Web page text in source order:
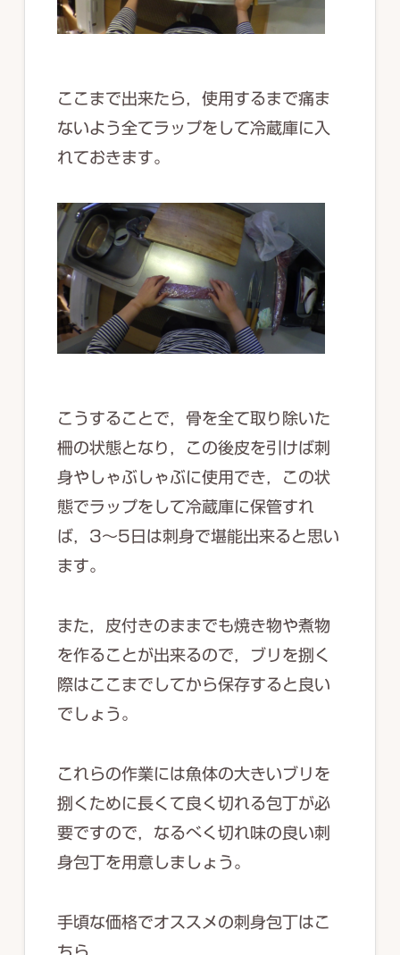
ここまで出来たら，使用するまで痛ま
ないよう全てラップをして冷蔵庫に入
れておきます。
こうすることで，骨を全て取り除いた
柵の状態となり，この後皮を引けば刺
身やしゃぶしゃぶに使用でき，この状
態でラップをして冷蔵庫に保管すれ
ば，3～5日は刺身で堪能出来ると思い
ます。
また，皮付きのままでも焼き物や煮物
を作ることが出来るので，ブリを捌く
際はここまでしてから保存すると良い
でしょう。
これらの作業には魚体の大きいブリを
捌くために長くて良く切れる包丁が必
要ですので，なるべく切れ味の良い刺
身包丁を用意しましょう。
手頃な価格でオススメの刺身包丁はこ
ちら